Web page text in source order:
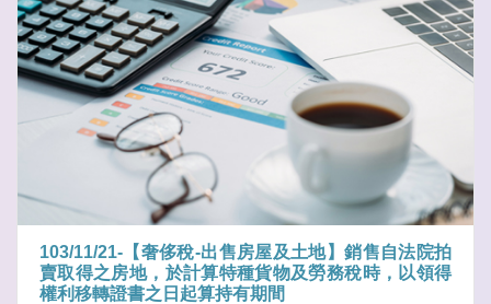
103/11/21-【奢侈稅-出售房屋及土地】銷售自法院拍
賣取得之房地，於計算特種貨物及勞務稅時，以領得
權利移轉證書之日起算持有期間